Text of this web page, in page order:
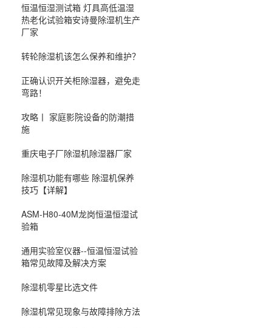
恒温恒湿测试箱 灯具高低温湿
热老化试验箱安诗曼除湿机生产
厂家
转轮除湿机该怎么保养和维护？
正确认识开关柜除湿器，避免走
弯路！
攻略丨 家庭影院设备的防潮措
施
重庆电子厂除湿机除湿器厂家
除湿机功能有哪些 除湿机保养
技巧【详解】
ASM-H80-40M龙岗恒温恒湿试
验箱
通用实验室仪器--恒温恒湿试验
箱常见故障及解决方案
除湿机零星比选文件
除湿机常见现象与故障排除方法